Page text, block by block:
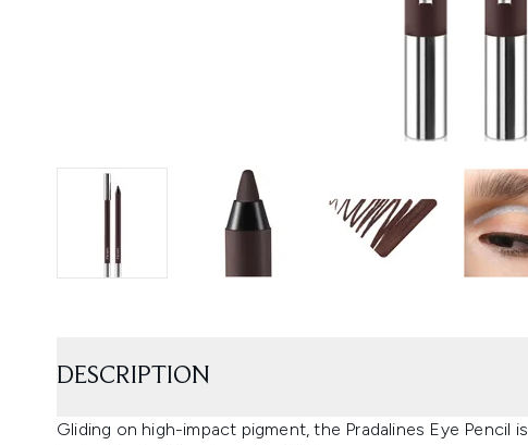
DESCRIPTION
Gliding on high-impact pigment, the Pradalines Eye